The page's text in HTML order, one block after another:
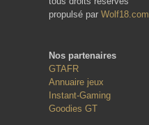
propulsé par Wolf18.com
Nos partenaires
GTAFR
Annuaire jeux
Instant-Gaming
Goodies GT